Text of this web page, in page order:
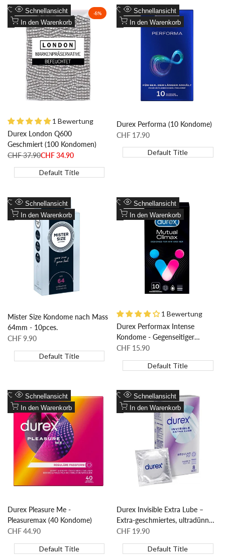
-8%
Zur
Wunschliste
hinzufügen
Zum
Vergleich
hinzufügen
Schnellansicht
In den Warenkorb
1 Bewertung
Durex London Q600
Geschmiert (100 Kondomen)
Regulärer
CHF 37.90Sonderpreis
CHF 34.90
Default Title
Zur
Wunschliste
hinzufügen
Zum
Vergleich
Schnellansicht
In den Warenkorb
Durex Performa (10 Kondome)
Sonderpreis
CHF 17.90
Default Title
Zur
Wunschliste
hinzufügen
Zum
Vergleich
hinzufügen
Schnellansicht
In den Warenkorb
Mister Size Kondome nach Mass
64mm - 10pces.
Sonderpreis
CHF 9.90
Default Title
Zur
Wunschliste
hinzufügen
Zum
hinzufügen
Schnellansicht
In den Warenkorb
1 Bewertung
Durex Performax Intense
Kondome - Gegenseitiger
Orgasmus (10 Kondome)
Sonderpreis
CHF 15.90
Default Title
Zur
Wunschliste
hinzufügen
Zum
Vergleich
hinzufügen
Schnellansicht
In den Warenkorb
Durex Pleasure Me -
Pleasuremax (40 Kondome)
Sonderpreis
CHF 44.90
Default Title
Zur
Wunschliste
hinzufügen
Zum
hinzufügen
Schnellansicht
In den Warenkorb
Durex Invisible Extra Lube –
Extra-geschmiertes, ultradünnes
Kondom (8 Stück)
Sonderpreis
CHF 19.90
Default Title